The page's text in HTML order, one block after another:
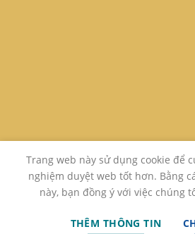
Copyright 2026 ©
Trang web này sử dụng cookie để
nghiệm duyệt web tốt hơn. Bằng
này, bạn đồng ý với việc chúng
THÊM THÔNG TIN